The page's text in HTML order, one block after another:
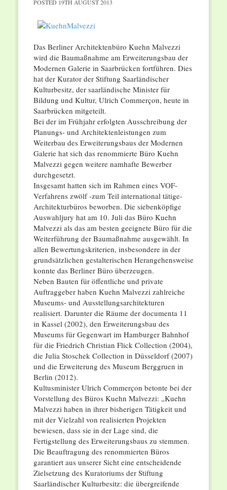
POSTED 19TH AUGUST 2013
Das Berliner Architektenbüro Kuehn Malvezzi
wird die Baumaßnahme am Erweiterungsbau der
Modernen Galerie in Saarbrücken fortführen. Dies
hat der Kurator der Stiftung Saarländischer
Kulturbesitz, der saarländische Minister für
Bildung und Kultur, Ulrich Commerçon, heute in
Saarbrücken mitgeteilt.
Bei der im Frühjahr erfolgten Ausschreibung der
Planungs- und Architektenleistungen zum
Weiterbau des Erweiterungsbaus der Modernen
Galerie hat sich das renommierte Büro Kuehn
Malvezzi gegen weitere namhafte Bewerber
durchgesetzt.
Insgesamt hatten sich im Rahmen eines VOF-
Verfahrens zwölf -zum Teil international tätige-
Architekturbüros beworben. Die siebenköpfige
Auswahljury hat am 10. Juli das Büro Kuehn
Malvezzi als das am besten geeignete Büro für die
Weiterführung der Baumaßnahme ausgewählt. In
allen Bewertungskriterien, insbesondere in der
grundsätzlichen gestalterischen Herangehensweise
konnte das Berliner Büro überzeugen.
Neben Bauten für öffentliche und private
Auftraggeber haben Kuehn Malvezzi zahlreiche
Museums- und Ausstellungsarchitekturen
realisiert. Darunter die Räume der documenta 11
in Kassel (2002), den Erweiterungsbau des
Museums für Gegenwart im Hamburger Bahnhof
für die Friedrich Christian Flick Collection (2004),
die Julia Stoschek Collection in Düsseldorf (2007)
und die Erweiterung des Museum Berggruen in
Berlin (2012).
Kultusminister Ulrich Commerçon betonte bei der
Vorstellung des Büros Kuehn Malvezzi: „Kuehn
Malvezzi haben in ihrer bisherigen Tätigkeit und
mit der Vielzahl von realisierten Projekten
bewiesen, dass sie in der Lage sind, die
Fertigstellung des Erweiterungsbaus zu stemmen.
Die Beauftragung des renommierten Büros
garantiert aus unserer Sicht eine entscheidende
Zielsetzung des Kuratoriums der Stiftung
Saarländischer Kulturbesitz: die übergreifende